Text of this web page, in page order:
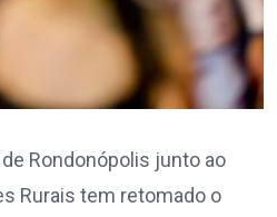
Rondonópolis junto ao
Rurais tem retomado o